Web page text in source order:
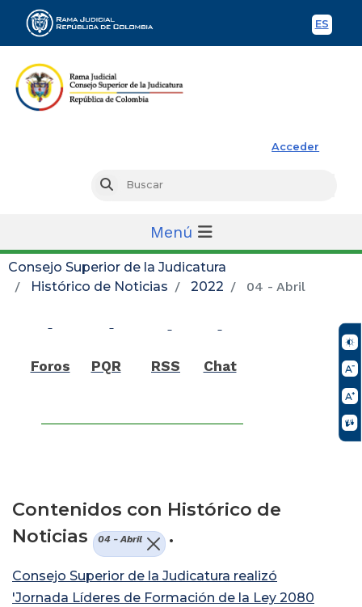
ES
Acceder
Buscar
Menú
Consejo Superior de la Judicatura
Histórico de Noticias
2022 04 - Abril
Foros PQR RSS Chat
Contenidos con Histórico de
Noticias
04 - Abril .
Consejo Superior de la Judicatura realizó
'Jornada Líderes de Formación de la Ley 2080